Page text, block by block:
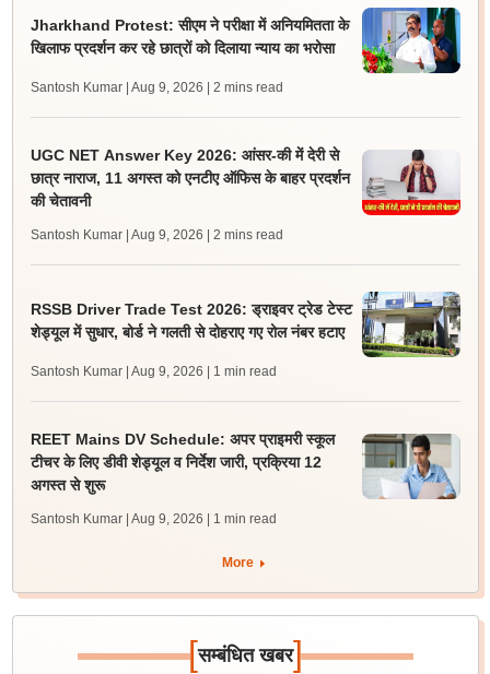
Jharkhand Protest: सीएम ने परीक्षा में अनियमितता के
खिलाफ प्रदर्शन कर रहे छात्रों को दिलाया न्याय का भरोसा
Santosh Kumar | Aug 9, 2026 | 2 mins read
UGC NET Answer Key 2026: आंसर-की में देरी से
छात्र नाराज, 11 अगस्त को एनटीए ऑफिस के बाहर प्रदर्शन
की चेतावनी
Santosh Kumar | Aug 9, 2026 | 2 mins read
RSSB Driver Trade Test 2026: ड्राइवर ट्रेड टेस्ट
शेड्यूल में सुधार, बोर्ड ने गलती से दोहराए गए रोल नंबर हटाए
Santosh Kumar | Aug 9, 2026 | 1 min read
REET Mains DV Schedule: अपर प्राइमरी स्कूल
टीचर के लिए डीवी शेड्यूल व निर्देश जारी, प्रक्रिया 12
अगस्त से शुरू
Santosh Kumar | Aug 9, 2026 | 1 min read
More
[सम्बंधित खबर]